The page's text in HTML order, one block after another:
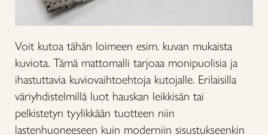
Voit kutoa tähän loimeen esim. kuvan mukaista
kuviota. Tämä mattomalli tarjoaa monipuolisia ja
ihastuttavia kuviovaihtoehtoja kutojalle. Erilaisilla
väriyhdistelmillä luot hauskan leikkisän tai
pelkistetyn tyylikkään tuotteen niin
lastenhuoneeseen kuin moderniin sisustukseenkin